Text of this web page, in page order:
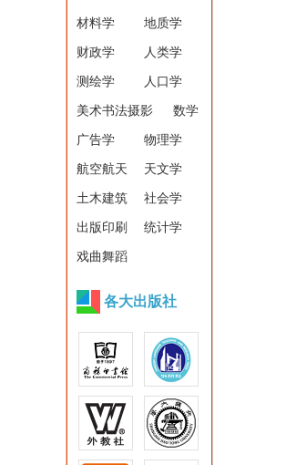
材料学 地质学
财政学 人类学
测绘学 人口学
美术书法摄影 数学
广告学 物理学
航空航天 天文学
土木建筑 社会学
出版印刷 统计学
戏曲舞蹈
各大出版社